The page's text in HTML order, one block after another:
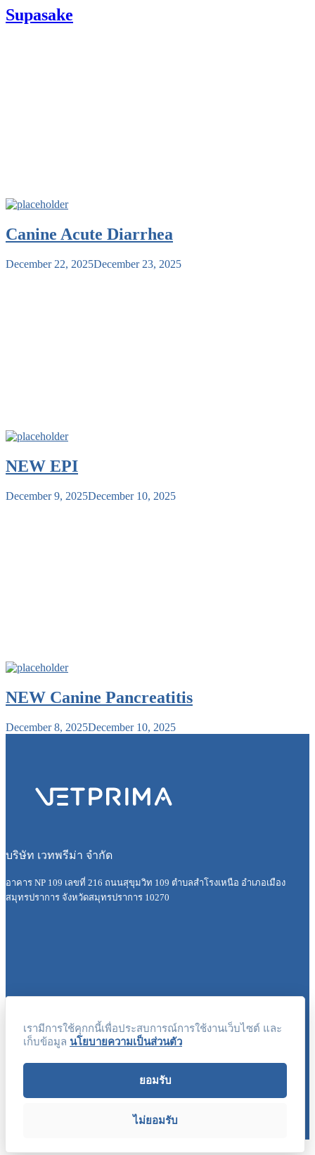
Supasake
Canine Acute Diarrhea
December 22, 2025December 23, 2025
NEW EPI
December 9, 2025December 10, 2025
NEW Canine Pancreatitis
December 8, 2025December 10, 2025
บริษัท เวทพรีม่า จำกัด
อาคาร NP 109 เลขที่ 216 ถนนสุขุมวิท 109 ตำบลสำโรงเหนือ อำเภอเมือง
สมุทรปราการ จังหวัดสมุทรปราการ 10270
บทความ
ผลิตภัณฑ์
เรามีการใช้คุกกนี้เพื่อประสบการณ์การใช้งานเว็บไซต์ และ
เก็บข้อมูล นโยบายความเป็นส่วนตัว
ยอมรับ
ไม่ยอมรับ